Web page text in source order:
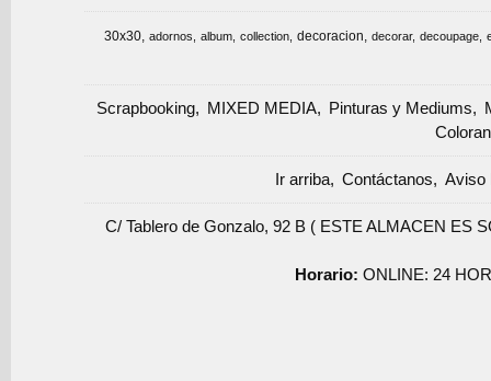
30x30 adornos album collection decoracion decorar decoupage
Scrapbooking MIXED MEDIA Pinturas y Mediums
Ir arriba Contáctanos Aviso
C/ Tablero de Gonzalo, 92 B ( ESTE ALMACEN ES
Horario:ONLINE: 24